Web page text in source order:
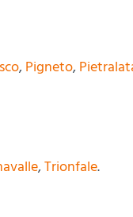
, Pigneto,
,Trionfale.